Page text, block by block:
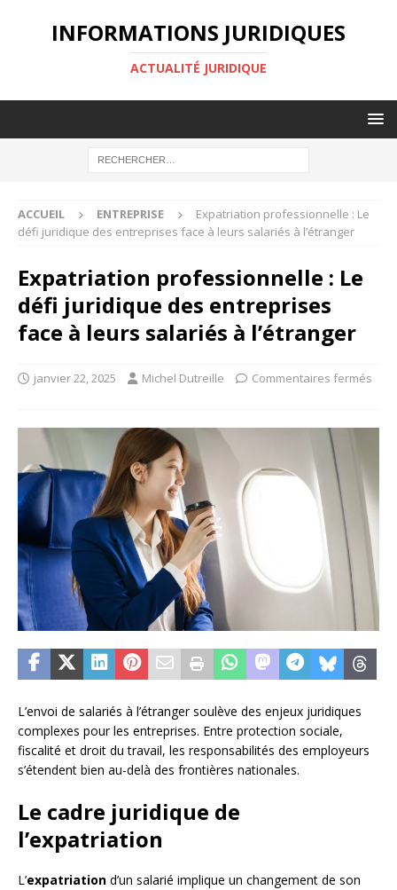
INFORMATIONS JURIDIQUES
ACTUALITÉ JURIDIQUE
ACCUEIL ENTREPRISE
Expatriation professionnelle : Le
défi juridique des entreprises face à leurs salariés à l’étranger
Expatriation professionnelle : Le
défi juridique des entreprises
face à leurs salariés à l’étranger
janvier 22, 2025 Michel Dutreille Commentaires fermés
L’envoi de salariés à l’étranger soulève des enjeux juridiques
complexes pour les entreprises. Entre protection sociale,
fiscalité et droit du travail, les responsabilités des employeurs
s’étendent bien au-delà des frontières nationales.
Le cadre juridique de
l’expatriation
L’expatriation d’un salarié implique un changement de son